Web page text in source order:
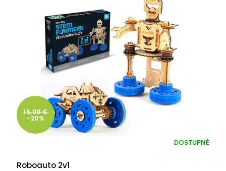
15,00 €
-20%
Roboauto 2v1
DOSTUPNÉ